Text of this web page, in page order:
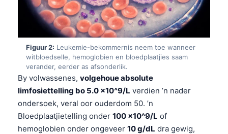
Figuur 2: Leukemie-bekommernis neem toe wanneer
witbloedselle, hemoglobien en bloedplaatjies saam
verander, eerder as afsonderlik.
By volwassenes, volgehoue absolute
limfosiettelling bo 5.0 x10^9/L verdien ’n nader
ondersoek, veral oor ouderdom 50. ’n
Bloedplaatjietelling onder 100 x10^9/L of
hemoglobien onder ongeveer 10 g/dL dra gewig,